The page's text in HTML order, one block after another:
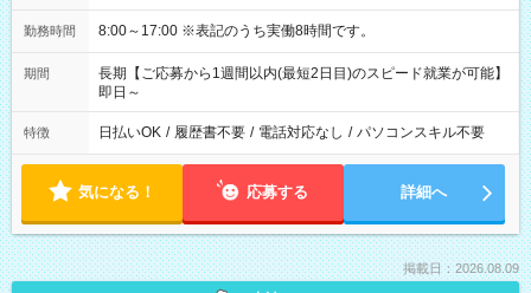
勤務時間 8:00～17:00 ※表記のうち実働8時間です。
期間
長期【ご応募から1週間以内(最短2日目)のスピード就業が可能】
即日～
特徴 日払いOK / 履歴書不要 / 電話対応なし / パソコンスキル不要
気になる！ 応募する 詳細へ
掲載日：2026.08.09